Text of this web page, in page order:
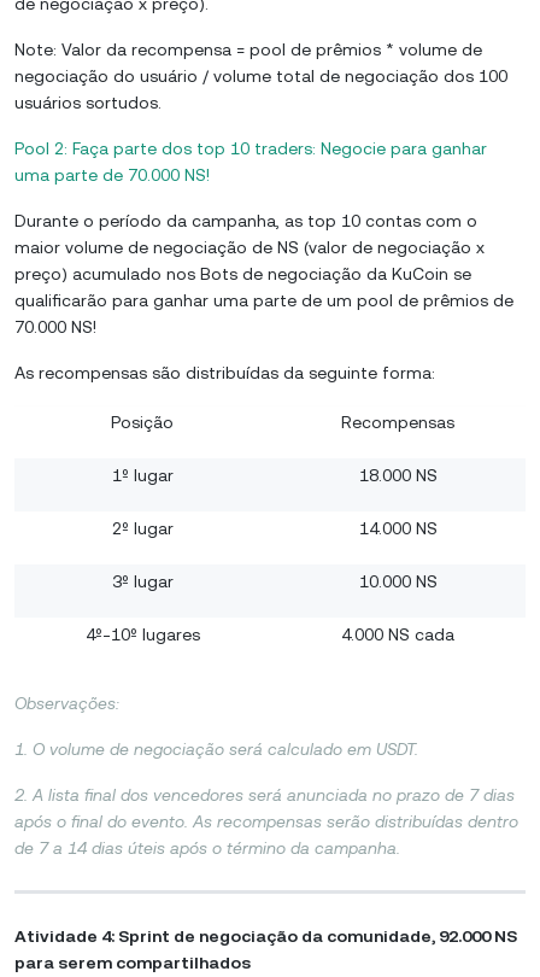
Note: Valor da recompensa = pool de prêmios * volume de
negociação do usuário / volume total de negociação dos 100
usuários sortudos.
Pool 2: Faça parte dos top 10 traders: Negocie para ganhar
uma parte de 70.000 NS!
Durante o período da campanha, as top 10 contas com o
maior volume de negociação de NS (valor de negociação x
preço) acumulado nos Bots de negociação da KuCoin se
qualificarão para ganhar uma parte de um pool de prêmios de
70.000 NS!
As recompensas são distribuídas da seguinte forma:
Posição Recompensas
1º lugar 18.000 NS
2º lugar 14.000 NS
3º lugar 10.000 NS
4º-10º lugares 4.000 NS cada
Observações:
1. O volume de negociação será calculado em USDT.
2. A lista final dos vencedores será anunciada no prazo de 7 dias
após o final do evento. As recompensas serão distribuídas dentro
de 7 a 14 dias úteis após o término da campanha.
Atividade 4: Sprint de negociação da comunidade, 92.000 NS
para serem compartilhados